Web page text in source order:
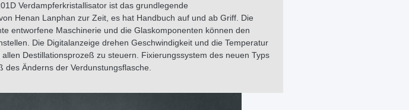
Verdampferkristallisator ist das grundlegende
Henan Lanphan zur Zeit, es hat Handbuch auf und ab Griff. Die
entworfene Maschinerie und die Glaskomponenten können den
Die Digitalanzeige drehen Geschwindigkeit und die Temperatur
Destillationsprozeß zu steuern. Fixierungssystem des neuen Typs
Änderns der Verdunstungsflasche.